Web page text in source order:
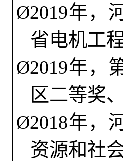
Ø2019年，
省电机工
Ø2019年，
区二等奖
Ø2018年，
资源和社